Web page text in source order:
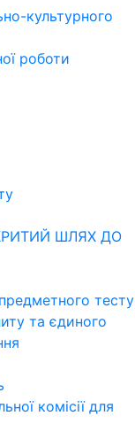
культурного
роботи
ШЛЯХ ДО
тесту
та єдиного
комісії для